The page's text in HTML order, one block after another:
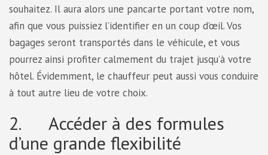
souhaitez. Il aura alors une pancarte portant votre nom,
afin que vous puissiez l’identifier en un coup d’œil. Vos
bagages seront transportés dans le véhicule, et vous
pourrez ainsi profiter calmement du trajet jusqu’à votre
hôtel. Évidemment, le chauffeur peut aussi vous conduire
à tout autre lieu de votre choix.
2. Accéder à des formules
d’une grande flexibilité